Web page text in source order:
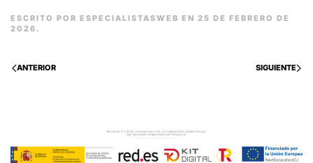
ESCRITO POR ESPECIALISTASWEB EN 25 DE FEBRERO DE
2026 .
ANTERIOR SIGUIENTE